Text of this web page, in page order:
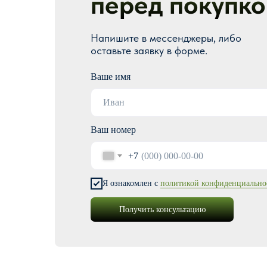
Ваше имя
Ваш номер
+7
Я ознакомлен с политикой
Получить консультацию
Напишите в мессенджеры, либо
оставьте заявку в форме.